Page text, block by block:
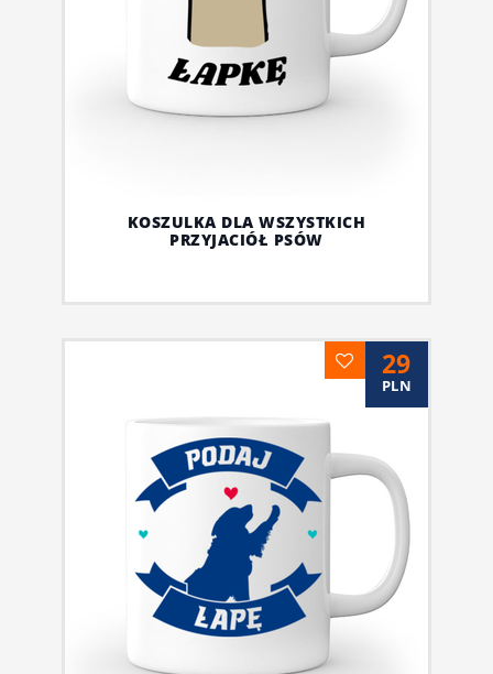
KOSZULKA DLA WSZYSTKICH
PRZYJACIÓŁ PSÓW
29
PLN